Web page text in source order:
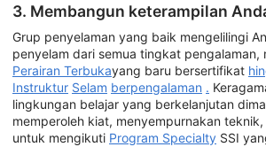
3. Membangun keterampilan
Grup penyelaman yang baik mengelilingi
penyelam dari semua tingkat pengalaman,
Perairan Terbukayang baru bersertifikat
Instruktur Selam berpengalaman .
lingkungan belajar yang berkelanjutan
memperoleh kiat, menyempurnakan
untuk mengikuti Program Specialty SSI